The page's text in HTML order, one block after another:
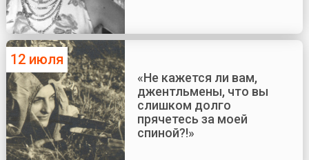
12 июля
«Не кажется ли вам,
джентльмены, что вы
слишком долго
прячетесь за моей
спиной?!»